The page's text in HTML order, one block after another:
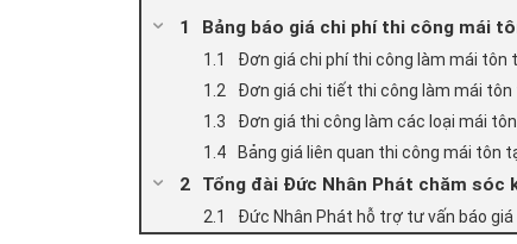
Bảng báo giá chi phí thi công mái
Đơn giá chi phí thi công làm mái tôn
Đơn giá chi tiết thi công làm mái tôn
Đơn giá thi công làm các loại mái
Bảng giá liên quan thi công mái tôn
Tổng đài Đức Nhân Phát chăm sóc
Đức Nhân Phát hỗ trợ tư vấn báo